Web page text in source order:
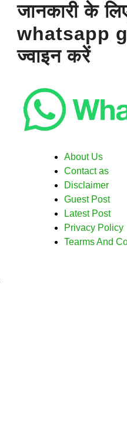
जानकारी के
whatsapp
ज्वाइन करें
About Us
Contact as
Disclaimer
Guest Post
Latest Post
Privacy Policy
Tearms And